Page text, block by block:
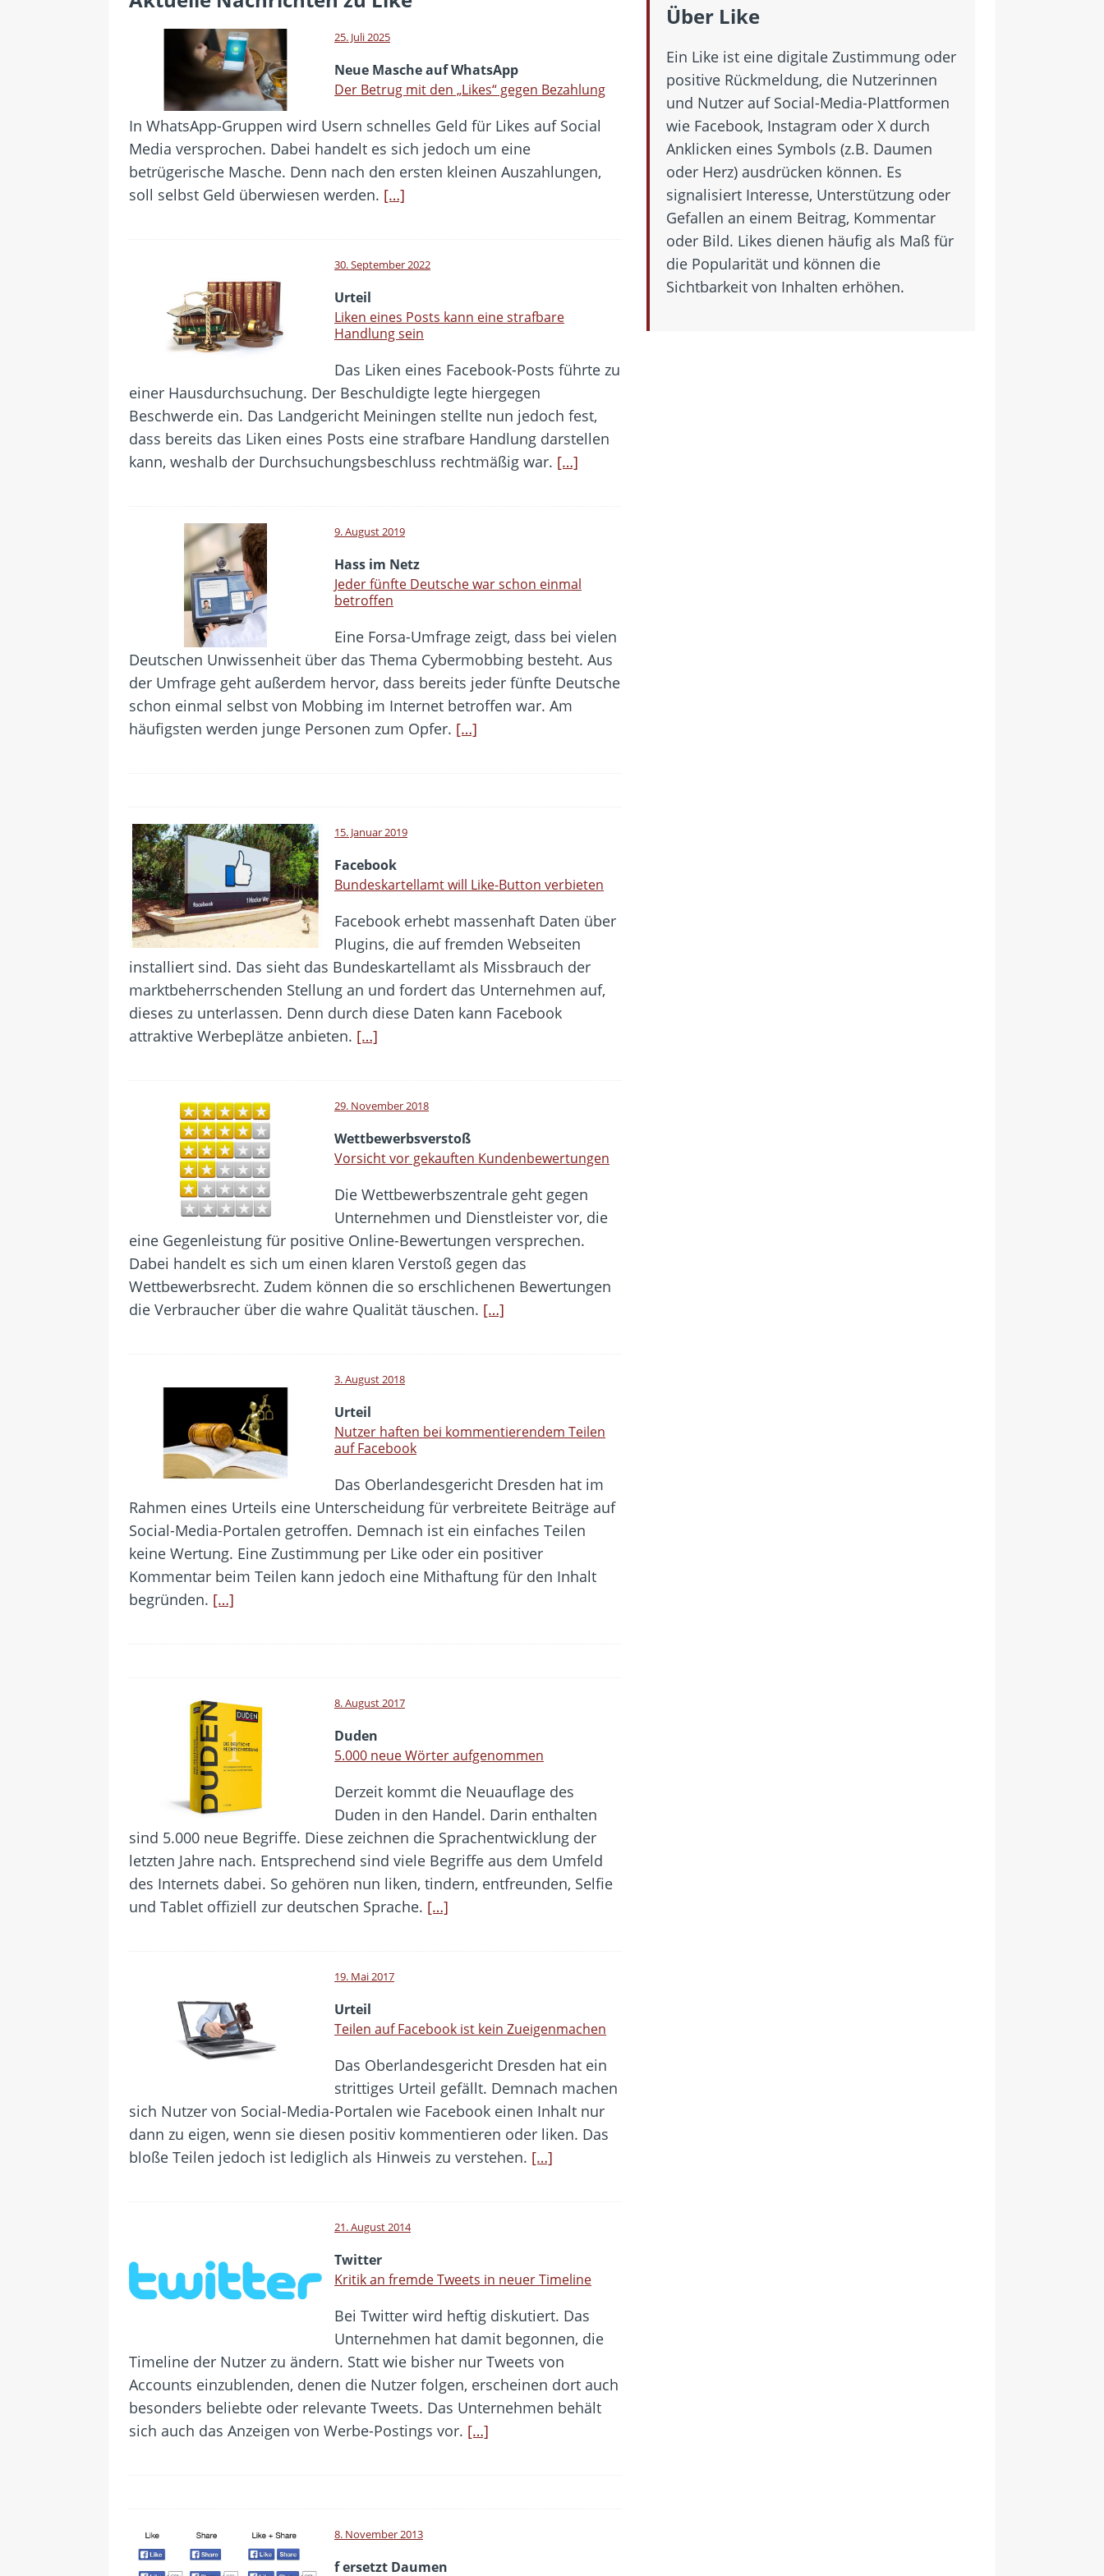
[ 24. Juli 2026 ]
[ 22. Juli 2026 ]
[ 21. Juli 2026 ]
Wichtiges BGH-Urteil – Verbraucherrechte bei Online-Kündigung gestärkt
[ 7. August 2026 ]
25. Juli 2025
Neue Masche auf WhatsApp
Der Betrug mit den „Likes“ gegen Bezahlung
In WhatsApp-Gruppen wird Usern schnelles Geld für Likes auf Social
Media versprochen. Dabei handelt es sich jedoch um eine
betrügerische Masche. Denn nach den ersten kleinen Auszahlungen,
soll selbst Geld überwiesen werden. […]
30. September 2022
Urteil
Liken eines Posts kann eine strafbare
Handlung sein
Das Liken eines Facebook-Posts führte zu
einer Hausdurchsuchung. Der Beschuldigte legte hiergegen
Beschwerde ein. Das Landgericht Meiningen stellte nun jedoch fest,
dass bereits das Liken eines Posts eine strafbare Handlung darstellen
kann, weshalb der Durchsuchungsbeschluss rechtmäßig war. […]
9. August 2019
Hass im Netz
Jeder fünfte Deutsche war schon einmal
betroffen
Eine Forsa-Umfrage zeigt, dass bei vielen
Deutschen Unwissenheit über das Thema Cybermobbing besteht. Aus
der Umfrage geht außerdem hervor, dass bereits jeder fünfte Deutsche
schon einmal selbst von Mobbing im Internet betroffen war. Am
häufigsten werden junge Personen zum Opfer. […]
15. Januar 2019
Facebook
Bundeskartellamt will Like-Button verbieten
Facebook erhebt massenhaft Daten über
Plugins, die auf fremden Webseiten
installiert sind. Das sieht das Bundeskartellamt als Missbrauch der
marktbeherrschenden Stellung an und fordert das Unternehmen auf,
dieses zu unterlassen. Denn durch diese Daten kann Facebook
attraktive Werbeplätze anbieten. […]
29. November 2018
Wettbewerbsverstoß
Vorsicht vor gekauften Kundenbewertungen
Die Wettbewerbszentrale geht gegen
Unternehmen und Dienstleister vor, die
eine Gegenleistung für positive Online-Bewertungen versprechen.
Dabei handelt es sich um einen klaren Verstoß gegen das
Wettbewerbsrecht. Zudem können die so erschlichenen Bewertungen
die Verbraucher über die wahre Qualität täuschen. […]
3. August 2018
Urteil
Nutzer haften bei kommentierendem Teilen
auf Facebook
Das Oberlandesgericht Dresden hat im
Rahmen eines Urteils eine Unterscheidung für verbreitete Beiträge auf
Social-Media-Portalen getroffen. Demnach ist ein einfaches Teilen
keine Wertung. Eine Zustimmung per Like oder ein positiver
Kommentar beim Teilen kann jedoch eine Mithaftung für den Inhalt
begründen. […]
8. August 2017
Duden
5.000 neue Wörter aufgenommen
Derzeit kommt die Neuauflage des
Duden in den Handel. Darin enthalten
sind 5.000 neue Begriffe. Diese zeichnen die Sprachentwicklung der
letzten Jahre nach. Entsprechend sind viele Begriffe aus dem Umfeld
des Internets dabei. So gehören nun liken, tindern, entfreunden, Selfie
und Tablet offiziell zur deutschen Sprache. […]
19. Mai 2017
Urteil
Teilen auf Facebook ist kein Zueigenmachen
Das Oberlandesgericht Dresden hat ein
strittiges Urteil gefällt. Demnach machen
sich Nutzer von Social-Media-Portalen wie Facebook einen Inhalt nur
dann zu eigen, wenn sie diesen positiv kommentieren oder liken. Das
bloße Teilen jedoch ist lediglich als Hinweis zu verstehen. […]
21. August 2014
Twitter
Kritik an fremde Tweets in neuer Timeline
Bei Twitter wird heftig diskutiert. Das
Unternehmen hat damit begonnen, die
Timeline der Nutzer zu ändern. Statt wie bisher nur Tweets von
Accounts einzublenden, denen die Nutzer folgen, erscheinen dort auch
besonders beliebte oder relevante Tweets. Das Unternehmen behält
sich auch das Anzeigen von Werbe-Postings vor. […]
8. November 2013
f ersetzt Daumen
Über Like
Ein Like ist eine digitale Zustimmung oder
positive Rückmeldung, die Nutzerinnen
und Nutzer auf Social-Media-Plattformen
wie Facebook, Instagram oder X durch
Anklicken eines Symbols (z.B. Daumen
oder Herz) ausdrücken können. Es
signalisiert Interesse, Unterstützung oder
Gefallen an einem Beitrag, Kommentar
oder Bild. Likes dienen häufig als Maß für
die Popularität und können die
Sichtbarkeit von Inhalten erhöhen.